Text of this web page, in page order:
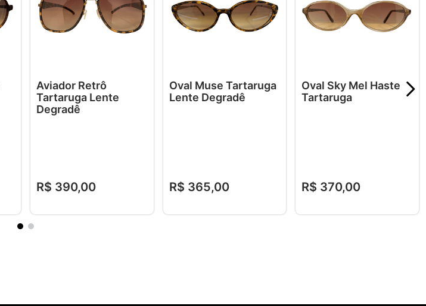
Aviador Retrô
Tartaruga Lente
Degradê
R$ 390,00
Oval Muse Tartaruga
Lente Degradê
R$ 365,00
Oval Sky Mel Haste
Tartaruga
R$ 370,00